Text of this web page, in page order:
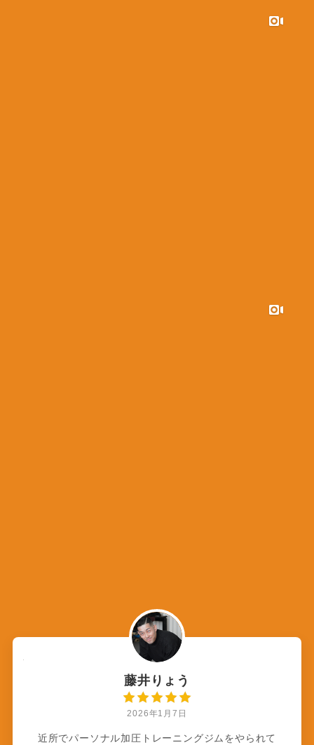
藤井りょう
2026年1月7日
近所でパーソナル加圧トレーニングジムをやられて